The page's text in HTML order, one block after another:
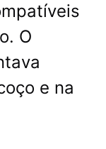
O
e na